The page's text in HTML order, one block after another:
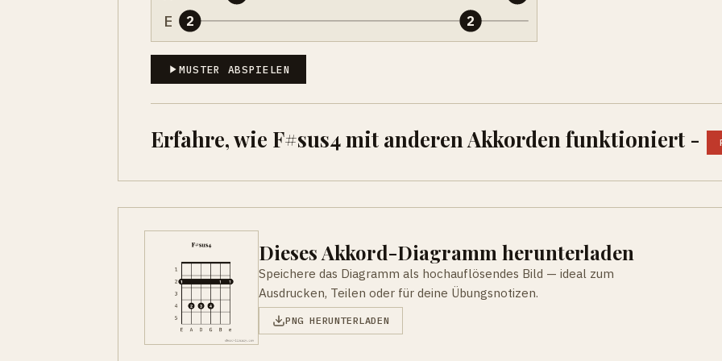
E 2 2
MUSTER ABSPIELEN
Erfahre, wie F#sus4 mit anderen Akkorden funktioniert -
Dieses Akkord-Diagramm herunterladen
Speichere das Diagramm als hochauflösendes Bild — ideal zum
Ausdrucken, Teilen oder für deine Übungsnotizen.
PNG HERUNTERLADEN